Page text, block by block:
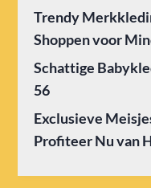
Trendy
Shoppen voor
Schattige
56
Exclusieve
Profiteer Nu van